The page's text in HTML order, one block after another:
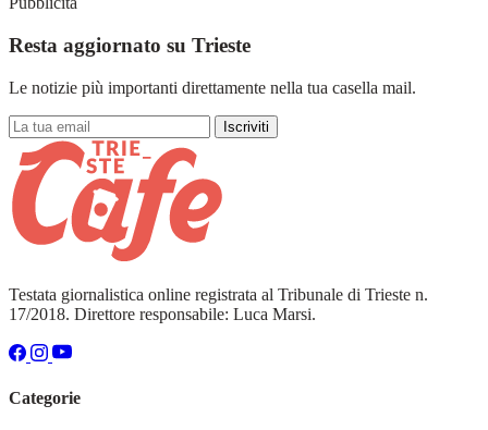
Resta aggiornato su Trieste
Le notizie più importanti direttamente nella tua casella mail.
Iscriviti
Testata giornalistica online registrata al Tribunale di Trieste n.
17/2018. Direttore responsabile: Luca Marsi.
Categorie